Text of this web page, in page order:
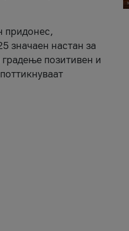
придонес,
значаен настан за
позитивен и